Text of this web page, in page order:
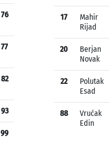
76
77
82
93
99
17
Mahir
Rijad
20
Berjan
Novak
22
Polutak
Esad
88
Vrućak
Edin